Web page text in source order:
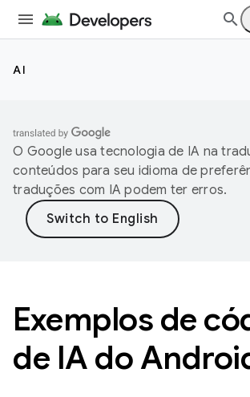
AI
O Google usa tecnologia de IA na
conteúdos para seu idioma de
traduções com IA podem ter erros.
Exemplos de
de IA do